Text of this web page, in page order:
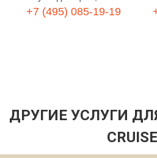
+7 (495) 085-19-19
ДРУГИЕ УСЛУГИ ДЛЯ